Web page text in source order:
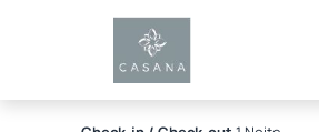
Casana Hotel